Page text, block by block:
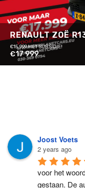
RENAULT ZOË
€15.999 MET SUBSIDIE!
€17 999
Joost Voets
2 years ago
voor het
gestaan. De